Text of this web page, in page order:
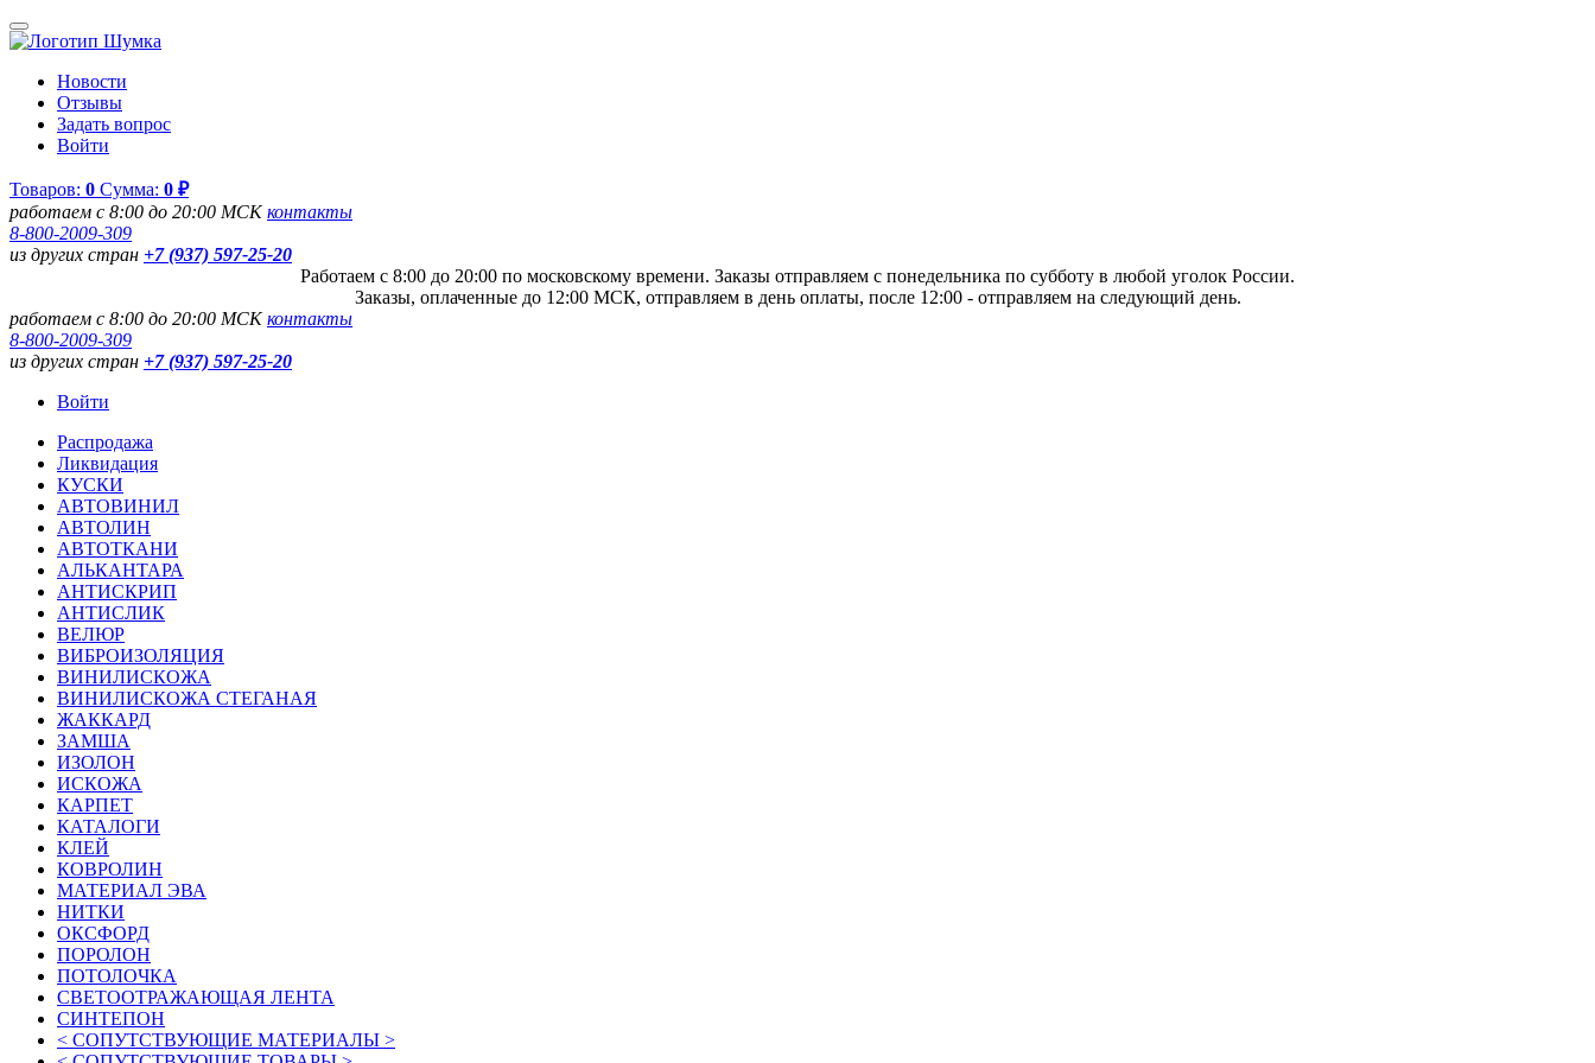
Новости
Отзывы
Задать вопрос
Войти
Товаров: 0 Сумма: 0 ₽
работаем с 8:00 до 20:00 МСКконтакты
8-800-2009-309
из других стран +7 (937) 597-25-20
Работаем с 8:00 до 20:00 по московскому времени. Заказы отправляем с понедельника по субботу в любой уголок России.
Заказы, оплаченные до 12:00 МСК, отправляем в день оплаты, после 12:00 - отправляем на следующий день.
работаем с 8:00 до 20:00 МСКконтакты
8-800-2009-309
из других стран +7 (937) 597-25-20
Войти
Распродажа
Ликвидация
КУСКИ
АВТОВИНИЛ
АВТОЛИН
АВТОТКАНИ
АЛЬКАНТАРА
АНТИСКРИП
АНТИСЛИК
ВЕЛЮР
ВИБРОИЗОЛЯЦИЯ
ВИНИЛИСКОЖА
ВИНИЛИСКОЖА СТЕГАНАЯ
ЖАККАРД
ЗАМША
ИЗОЛОН
ИСКОЖА
КАРПЕТ
КАТАЛОГИ
КЛЕЙ
КОВРОЛИН
МАТЕРИАЛ ЭВА
НИТКИ
ОКСФОРД
ПОРОЛОН
ПОТОЛОЧКА
СВЕТООТРАЖАЮЩАЯ ЛЕНТА
СИНТЕПОН
< СОПУТСТВУЮЩИЕ МАТЕРИАЛЫ >